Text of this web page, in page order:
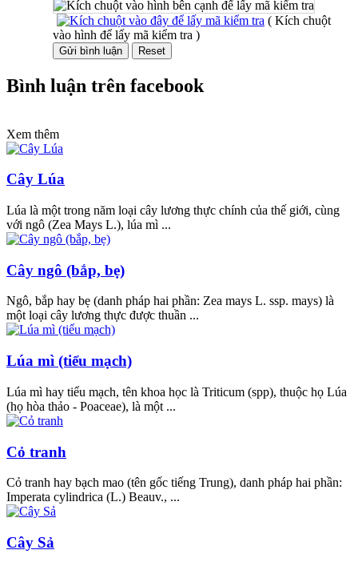
( Kích chuột
vào hình để lấy mã kiểm tra )
Bình luận trên facebook
Xem thêm
Cây Lúa
Lúa là một trong năm loại cây lương thực chính của thế giới, cùng
với ngô (Zea Mays L.), lúa mì ...
Cây ngô (bắp, bẹ)
Ngô, bắp hay bẹ (danh pháp hai phần: Zea mays L. ssp. mays) là
một loại cây lương thực được thuần ...
Lúa mì (tiểu mạch)
Lúa mì hay tiểu mạch, tên khoa học là Triticum (spp), thuộc họ Lúa
(họ hòa thảo - Poaceae), là một ...
Cỏ tranh
Cỏ tranh hay bạch mao (tên gốc tiếng Trung), danh pháp hai phần:
Imperata cylindrica (L.) Beauv., ...
Cây Sả